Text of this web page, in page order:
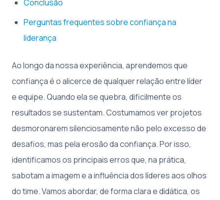
Conclusão
Perguntas frequentes sobre confiança na
liderança
Ao longo da nossa experiência, aprendemos que
confiança é o alicerce de qualquer relação entre líder
e equipe. Quando ela se quebra, dificilmente os
resultados se sustentam. Costumamos ver projetos
desmoronarem silenciosamente não pelo excesso de
desafios, mas pela erosão da confiança. Por isso,
identificamos os principais erros que, na prática,
sabotam a imagem e a influência dos líderes aos olhos
do time. Vamos abordar, de forma clara e didática, os